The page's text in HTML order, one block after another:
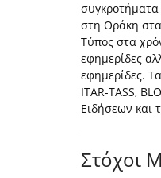
συγκροτήματα
στη Θράκη στα
Τύπος στα
εφημερίδες
εφημερίδες.
ITAR-TASS,
Ειδήσεων και
Στόχοι